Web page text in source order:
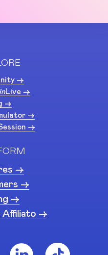
->
inLive ->
->
->
->
->
->
->
Affiliato ->